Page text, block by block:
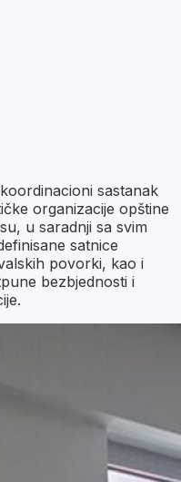
sastanak
organizacije opštine
u saradnji sa svim
satnice
povorki, kao i
bezbjednosti i